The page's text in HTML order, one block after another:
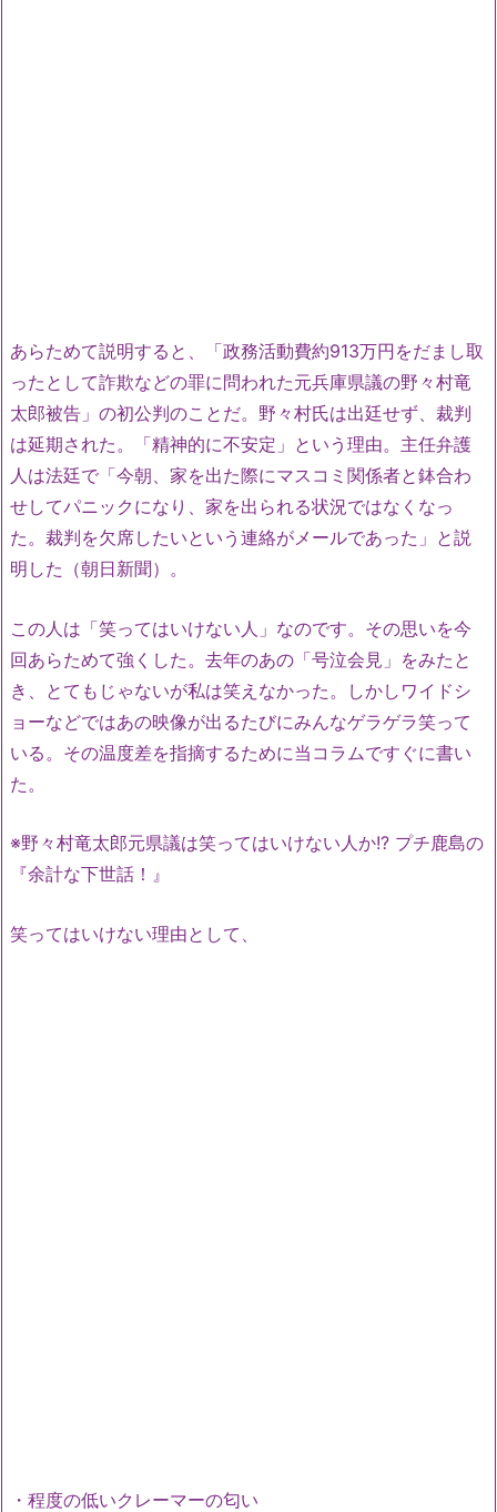
あらためて説明すると、「政務活動費約913万円をだまし取
ったとして詐欺などの罪に問われた元兵庫県議の野々村竜
太郎被告」の初公判のことだ。野々村氏は出廷せず、裁判
は延期された。「精神的に不安定」という理由。主任弁護
人は法廷で「今朝、家を出た際にマスコミ関係者と鉢合わ
せしてパニックになり、家を出られる状況ではなくなっ
た。裁判を欠席したいという連絡がメールであった」と説
明した（朝日新聞）。
この人は「笑ってはいけない人」なのです。その思いを今
回あらためて強くした。去年のあの「号泣会見」をみたと
き、とてもじゃないが私は笑えなかった。しかしワイドシ
ョーなどではあの映像が出るたびにみんなゲラゲラ笑って
いる。その温度差を指摘するために当コラムですぐに書い
た。
※野々村竜太郎元県議は笑ってはいけない人か!? プチ鹿島の
『余計な下世話！』
笑ってはいけない理由として、
・程度の低いクレーマーの匂い